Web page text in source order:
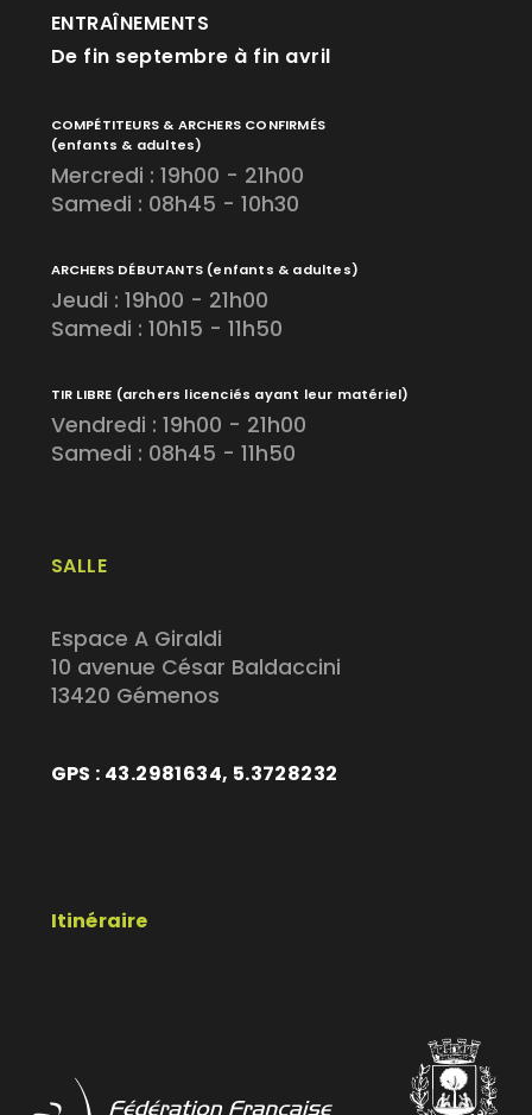
SALLE
Espace A Giraldi
10 avenue César Baldaccini
13420 Gémenos
GPS : 43.2981634, 5.3728232
Itinéraire
ENTRAÎNEMENTS
De fin septembre à fin avril
COMPÉTITEURS & ARCHERS CONFIRMÉS
(enfants & adultes)
Mercredi : 19h00 - 21h00
Samedi : 08h45 - 10h30
ARCHERS DÉBUTANTS (enfants & adultes)
Jeudi : 19h00 - 21h00
Samedi : 10h15 - 11h50
TIR LIBRE (archers licenciés ayant leur matériel)
Vendredi : 19h00 - 21h00
Samedi : 08h45 - 11h50